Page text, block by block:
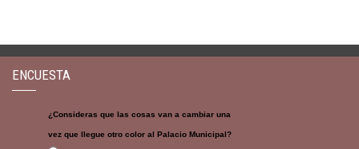
ENCUESTA
¿Consideras que las cosas van a cambiar una
vez que llegue otro color al Palacio Municipal?